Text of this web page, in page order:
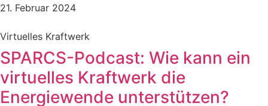
21. Februar 2024
Virtuelles Kraftwerk
SPARCS-Podcast: Wie kann ein
virtuelles Kraftwerk die
Energiewende unterstützen?